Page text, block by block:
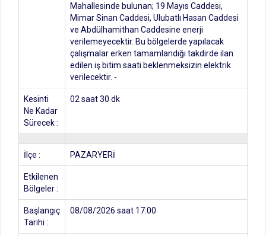
Mahallesinde bulunan; 19 Mayıs Caddesi,
Mimar Sinan Caddesi, Ulubatlı Hasan Caddesi
ve Abdülhamithan Caddesine enerji
verilemeyecektir. Bu bölgelerde yapılacak
çalışmalar erken tamamlandığı takdirde ilan
edilen iş bitim saati beklenmeksizin elektrik
verilecektir. -
Kesinti
Ne Kadar
Sürecek :
02 saat 30 dk
İlçe : PAZARYERİ
Etkilenen
Bölgeler :
Başlangıç
Tarihi :
08/08/2026 saat 17:00